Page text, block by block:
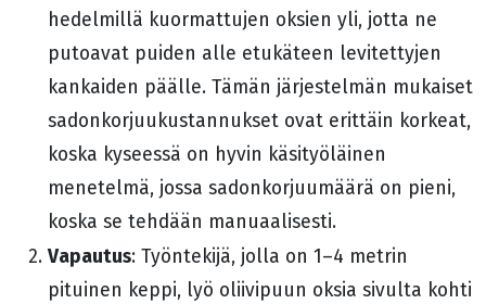
hedelmillä kuormattujen oksien yli, jotta ne
putoavat puiden alle etukäteen levitettyjen
kankaiden päälle. Tämän järjestelmän mukaiset
sadonkorjuukustannukset ovat erittäin korkeat,
koska kyseessä on hyvin käsityöläinen
menetelmä, jossa sadonkorjuumäärä on pieni,
koska se tehdään manuaalisesti.
Vapautus: Työntekijä, jolla on 1–4 metrin
pituinen keppi, lyö oliivipuun oksia sivulta kohti